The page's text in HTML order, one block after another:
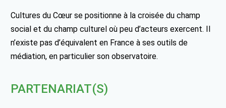
Cultures du Cœur se positionne à la croisée du champ
social et du champ culturel où peu d’acteurs exercent. Il
n’existe pas d’équivalent en France à ses outils de
médiation, en particulier son observatoire.
PARTENARIAT(S)